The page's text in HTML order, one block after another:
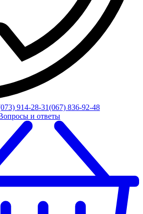
914-28-31(067) 836-92-48
и ответы